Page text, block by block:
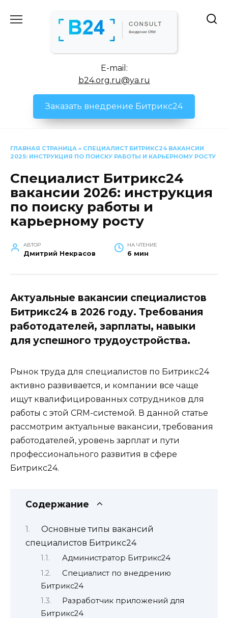
E-mail:
b24.org.ru@ya.ru
Заказать внедрение Битрикс24
ГЛАВНАЯ СТРАНИЦА » СПЕЦИАЛИСТ БИТРИКС24 ВАКАНСИИ
2025: ИНСТРУКЦИЯ ПО ПОИСКУ РАБОТЫ И КАРЬЕРНОМУ РОСТУ
Специалист Битрикс24
вакансии 2026: инструкция
по поиску работы и
карьерному росту
АВТОР
Дмитрий Некрасов
НА ЧТЕНИЕ
6 мин
Актуальные вакансии специалистов
Битрикс24 в 2026 году. Требования
работодателей, зарплаты, навыки
для успешного трудоустройства.
Рынок труда для специалистов по Битрикс24
активно развивается, и компании все чаще
ищут квалифицированных сотрудников для
работы с этой CRM-системой. В данной статье
рассмотрим актуальные вакансии, требования
работодателей, уровень зарплат и пути
профессионального развития в сфере
Битрикс24.
Содержание
Основные типы вакансий
специалистов Битрикс24
Администратор Битрикс24
Специалист по внедрению
Битрикс24
Разработчик приложений для
Битрикс24